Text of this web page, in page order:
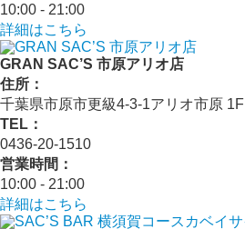
10:00 - 21:00
詳細はこちら
GRAN SAC’S 市原アリオ店
住所：
千葉県市原市更級4-3-1アリオ市原 1F
TEL：
0436-20-1510
営業時間：
10:00 - 21:00
詳細はこちら